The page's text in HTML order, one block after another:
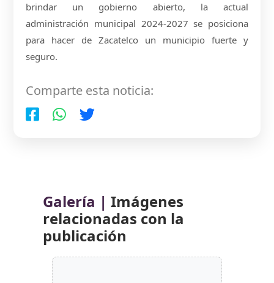
brindar un gobierno abierto, la actual
administración municipal 2024-2027 se posiciona
para hacer de Zacatelco un municipio fuerte y
seguro.
Comparte esta noticia:
Galería | Imágenes
relacionadas con la
publicación